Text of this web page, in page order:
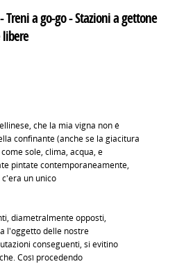
Treni a go-go - Stazioni a gettone
libere
che la mia vigna non é
confinante (anche se la giacitura
sole, clima, acqua, e
pintate contemporaneamente,
c'era un unico
diametralmente opposti,
l'oggetto delle nostre
conseguenti, si evitino
Così procedendo